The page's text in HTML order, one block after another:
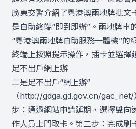
廣東交警介紹了粵港澳兩地牌批文
是自助終端“即到即辦”。兩地牌車
“粵港澳兩地牌自助服務一體機”的
終端上按照提示操作，插卡並選擇
足不出戶網上辦
二是足不出戶“網上辦”
（http://gdga.gd.gov.cn/gac_net/
步：通過網站申請延期，選擇雙向
作人員上門取卡。第二步：完成刷